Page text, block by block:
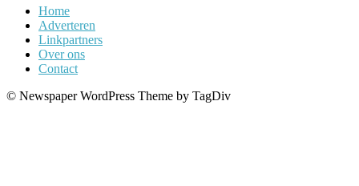
Home
Adverteren
Linkpartners
Over ons
Contact
© Newspaper WordPress Theme by TagDiv